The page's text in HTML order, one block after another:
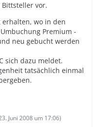
Bittsteller vor.
erhalten, wo in den
Premium -
neu gebucht werden
sich dazu meldet.
tatsächlich einmal
Juni 2008 um 17:06)